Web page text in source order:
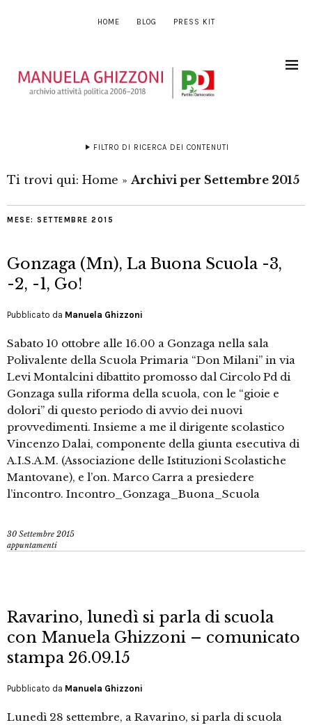
HOME BLOG PRESS KIT
FILTRO DI RICERCA DEI CONTENUTI
Ti trovi qui: Home » Archivi per Settembre 2015
MESE: SETTEMBRE 2015
Gonzaga (Mn), La Buona Scuola -3,
-2, -1, Go!
Pubblicato da Manuela Ghizzoni
Sabato 10 ottobre alle 16.00 a Gonzaga nella sala
Polivalente della Scuola Primaria “Don Milani” in via
Levi Montalcini dibattito promosso dal Circolo Pd di
Gonzaga sulla riforma della scuola, con le “gioie e
dolori” di questo periodo di avvio dei nuovi
provvedimenti. Insieme a me il dirigente scolastico
Vincenzo Dalai, componente della giunta esecutiva di
A.I.S.A.M. (Associazione delle Istituzioni Scolastiche
Mantovane), e l’on. Marco Carra a presiedere
l’incontro. Incontro_Gonzaga_Buona_Scuola
30 Settembre 2015
appuntamenti
Ravarino, lunedì si parla di scuola
con Manuela Ghizzoni – comunicato
stampa 26.09.15
Pubblicato da Manuela Ghizzoni
Lunedì 28 settembre, a Ravarino, si parla di scuola